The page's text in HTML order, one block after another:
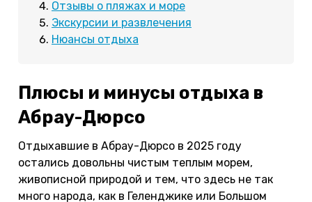
Отзывы о пляжах и море
Экскурсии и развлечения
Нюансы отдыха
Плюсы и минусы отдыха в
Абрау-Дюрсо
Отдыхавшие в Абрау-Дюрсо в 2025 году
остались довольны чистым теплым морем,
живописной природой и тем, что здесь не так
много народа, как в Геленджике или Большом